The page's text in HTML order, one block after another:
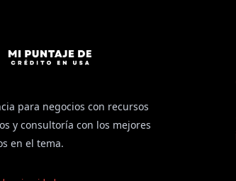
para negocios con recursos
y consultoría con los mejores
en el tema.